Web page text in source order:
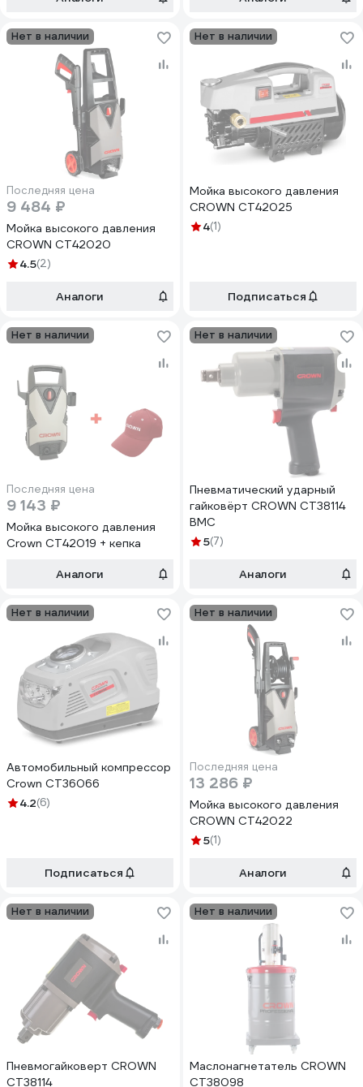
Нет в наличии
Последняя цена
9 484 ₽
Мойка высокого давления
CROWN CT42020
4.5(2)
Аналоги
Нет в наличии
Мойка высокого давления
CROWN CT42025
4(1)
Подписаться
Нет в наличии
Последняя цена
9 143 ₽
Мойка высокого давления
Crown CT42019 + кепка
Аналоги
Нет в наличии
Пневматический ударный
гайковёрт CROWN CT38114
BMC
5(7)
Аналоги
Нет в наличии
Автомобильный компрессор
Crown CT36066
4.2(6)
Подписаться
Нет в наличии
Последняя цена
13 286 ₽
Мойка высокого давления
CROWN CT42022
5(1)
Аналоги
Нет в наличии
Пневмогайковерт CROWN
CT38114
Нет в наличии
Маслонагнетатель CROWN
CT38098